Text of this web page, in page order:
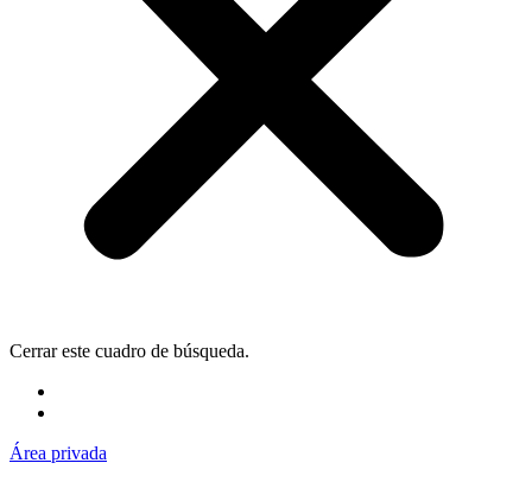
Cerrar este cuadro de búsqueda.
Área privada